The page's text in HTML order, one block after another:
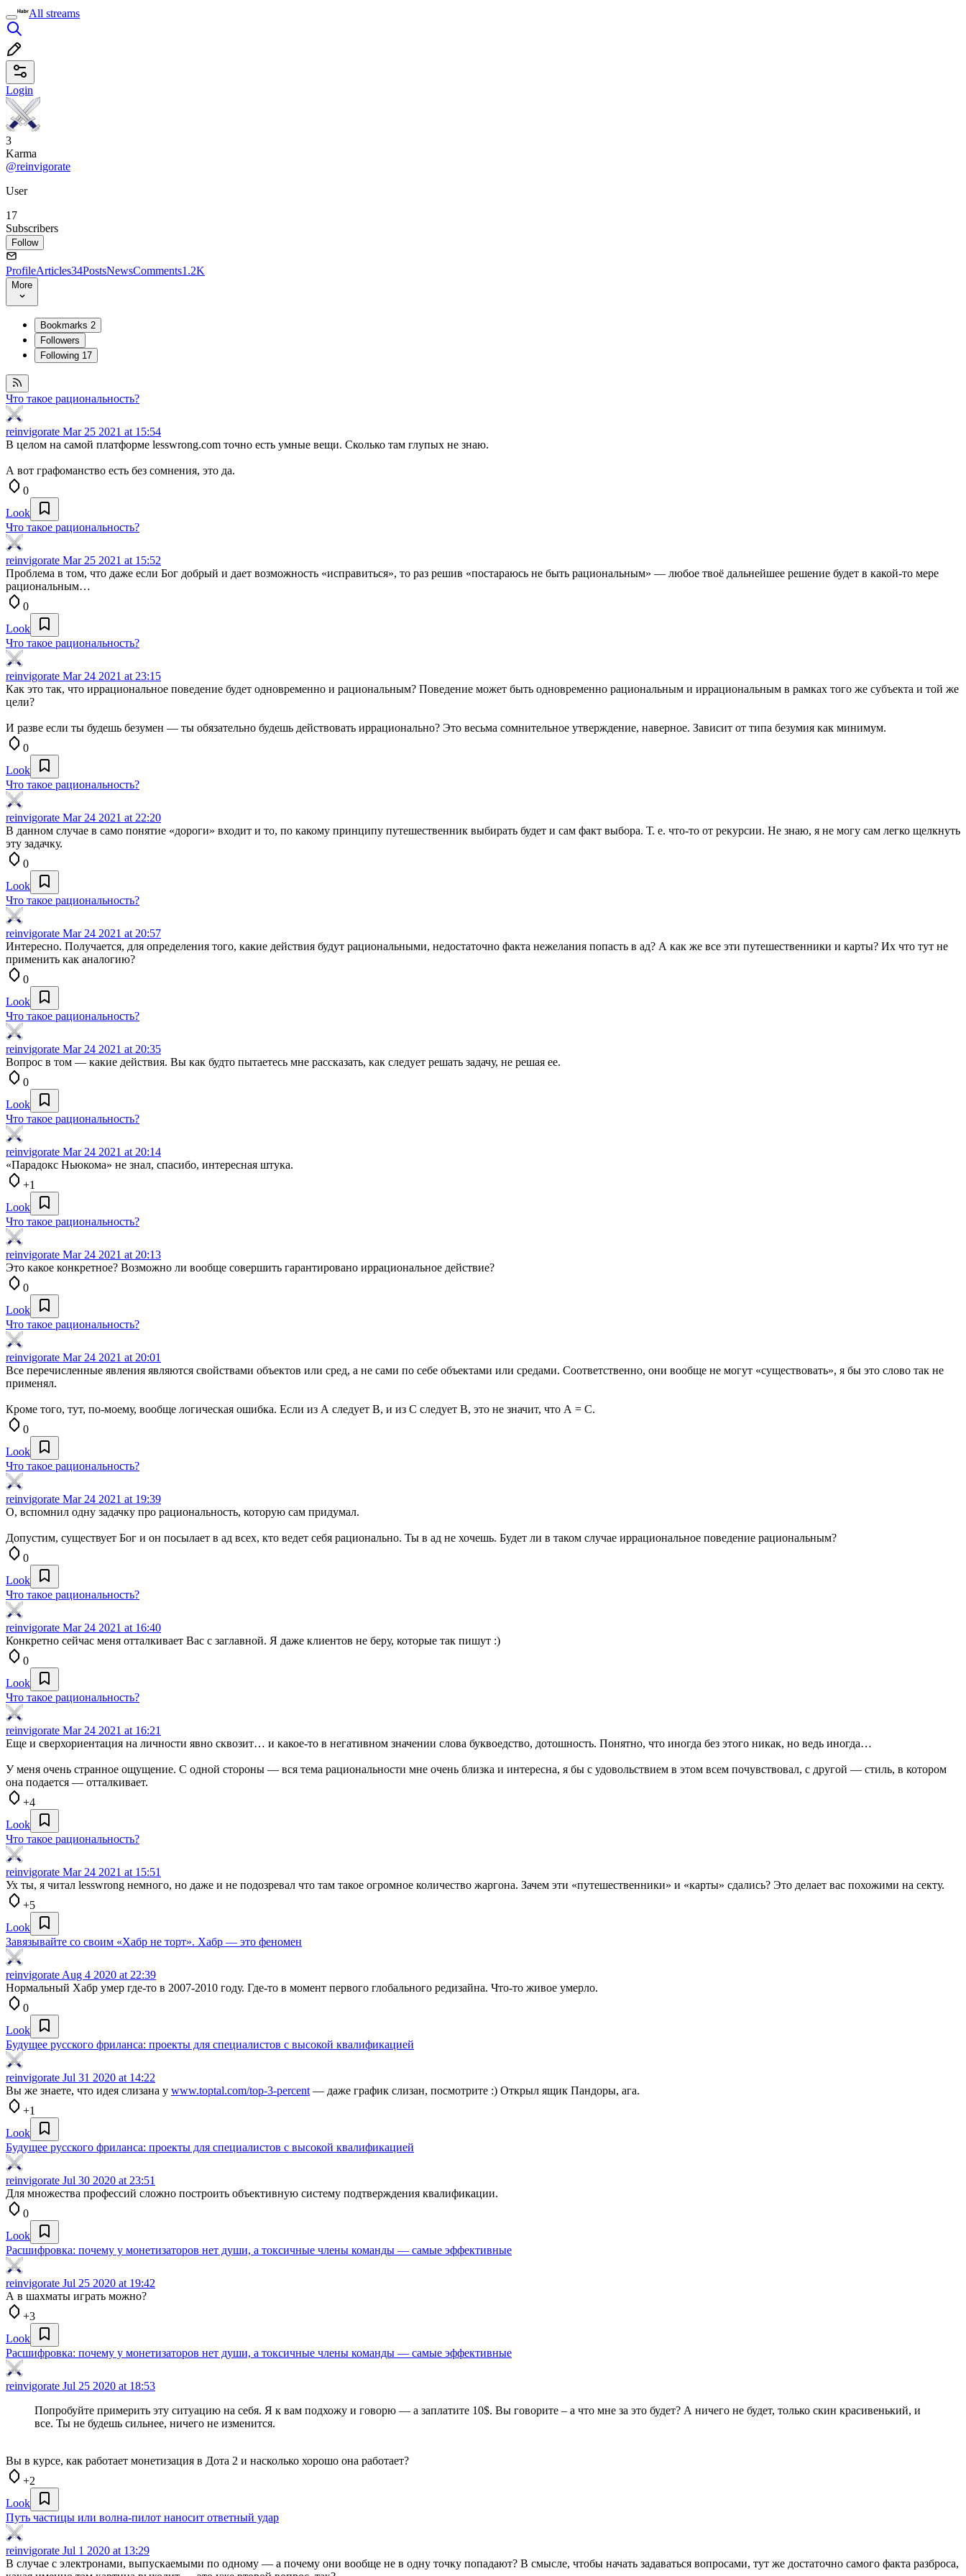
All streams
Login
3
Karma
@reinvigorate
User
17
Subscribers
Follow
ProfileArticles34PostsNewsComments1.2K
More
Bookmarks 2
Followers
Following 17
Что такое рациональность?
reinvigorate Mar 25 2021 at 15:54
В целом на самой платформе lesswrong.com точно есть умные вещи. Сколько там глупых не знаю.
А вот графоманство есть без сомнения, это да.
0
Look
Что такое рациональность?
reinvigorate Mar 25 2021 at 15:52
Проблема в том, что даже если Бог добрый и дает возможность «исправиться», то раз решив «постараюсь не быть рациональным» — любое твоё дальнейшее решение будет в какой-то мере
рациональным…
0
Look
Что такое рациональность?
reinvigorate Mar 24 2021 at 23:15
Как это так, что иррациональное поведение будет одновременно и рациональным? Поведение может быть одновременно рациональным и иррациональным в рамках того же субъекта и той же
цели?
И разве если ты будешь безумен — ты обязательно будешь действовать иррационально? Это весьма сомнительное утверждение, наверное. Зависит от типа безумия как минимум.
0
Look
Что такое рациональность?
reinvigorate Mar 24 2021 at 22:20
В данном случае в само понятие «дороги» входит и то, по какому принципу путешественник выбирать будет и сам факт выбора. Т. е. что-то от рекурсии. Не знаю, я не могу сам легко щелкнуть
эту задачку.
0
Look
Что такое рациональность?
reinvigorate Mar 24 2021 at 20:57
Интересно. Получается, для определения того, какие действия будут рациональными, недостаточно факта нежелания попасть в ад? А как же все эти путешественники и карты? Их что тут не
применить как аналогию?
0
Look
Что такое рациональность?
reinvigorate Mar 24 2021 at 20:35
Вопрос в том — какие действия. Вы как будто пытаетесь мне рассказать, как следует решать задачу, не решая ее.
0
Look
Что такое рациональность?
reinvigorate Mar 24 2021 at 20:14
«Парадокс Ньюкома» не знал, спасибо, интересная штука.
+1
Look
Что такое рациональность?
reinvigorate Mar 24 2021 at 20:13
Это какое конкретное? Возможно ли вообще совершить гарантировано иррациональное действие?
0
Look
Что такое рациональность?
reinvigorate Mar 24 2021 at 20:01
Все перечисленные явления являются свойствами объектов или сред, а не сами по себе объектами или средами. Соответственно, они вообще не могут «существовать», я бы это слово так не
применял.
Кроме того, тут, по-моему, вообще логическая ошибка. Если из А следует B, и из С следует B, это не значит, что А = С.
0
Look
Что такое рациональность?
reinvigorate Mar 24 2021 at 19:39
О, вспомнил одну задачку про рациональность, которую сам придумал.
Допустим, существует Бог и он посылает в ад всех, кто ведет себя рационально. Ты в ад не хочешь. Будет ли в таком случае иррациональное поведение рациональным?
0
Look
Что такое рациональность?
reinvigorate Mar 24 2021 at 16:40
Конкретно сейчас меня отталкивает Вас с заглавной. Я даже клиентов не беру, которые так пишут :)
0
Look
Что такое рациональность?
reinvigorate Mar 24 2021 at 16:21
Еще и сверхориентация на личности явно сквозит… и какое-то в негативном значении слова буквоедство, дотошность. Понятно, что иногда без этого никак, но ведь иногда…
У меня очень странное ощущение. С одной стороны — вся тема рациональности мне очень близка и интересна, я бы с удовольствием в этом всем почувствовал, с другой — стиль, в котором
она подается — отталкивает.
+4
Look
Что такое рациональность?
reinvigorate Mar 24 2021 at 15:51
Ух ты, я читал lesswrong немного, но даже и не подозревал что там такое огромное количество жаргона. Зачем эти «путешественники» и «карты» сдались? Это делает вас похожими на секту.
+5
Look
Завязывайте со своим «Хабр не торт». Хабр — это феномен
reinvigorate Aug 4 2020 at 22:39
Нормальный Хабр умер где-то в 2007-2010 году. Где-то в момент первого глобального редизайна. Что-то живое умерло.
0
Look
Будущее русского фриланса: проекты для специалистов с высокой квалификацией
reinvigorate Jul 31 2020 at 14:22
Вы же знаете, что идея слизана у www.toptal.com/top-3-percent — даже график слизан, посмотрите :) Открыл ящик Пандоры, ага.
+1
Look
Будущее русского фриланса: проекты для специалистов с высокой квалификацией
reinvigorate Jul 30 2020 at 23:51
Для множества профессий сложно построить объективную систему подтверждения квалификации.
0
Look
Расшифровка: почему у монетизаторов нет души, а токсичные члены команды — самые эффективные
reinvigorate Jul 25 2020 at 19:42
А в шахматы играть можно?
+3
Look
Расшифровка: почему у монетизаторов нет души, а токсичные члены команды — самые эффективные
reinvigorate Jul 25 2020 at 18:53
Попробуйте примерить эту ситуацию на себя. Я к вам подхожу и говорю — а заплатите 10$. Вы говорите – а что мне за это будет? А ничего не будет, только скин красивенький, и
все. Ты не будешь сильнее, ничего не изменится.
Вы в курсе, как работает монетизация в Дота 2 и насколько хорошо она работает?
+2
Look
Путь частицы или волна-пилот наносит ответный удар
reinvigorate Jul 1 2020 at 13:29
В случае с электронами, выпускаемыми по одному — а почему они вообще не в одну точку попадают? В смысле, чтобы начать задаваться вопросами, тут же достаточно самого факта разброса,